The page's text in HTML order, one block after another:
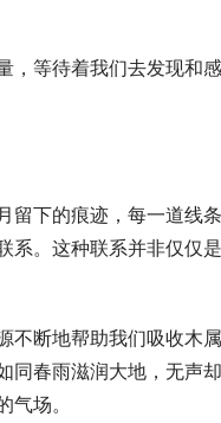
，等待着我们去发现和
留下的痕迹，每一道线
系。这种联系并非仅仅
不断地帮助我们吸收木
同春雨滋润大地，无声
气场。